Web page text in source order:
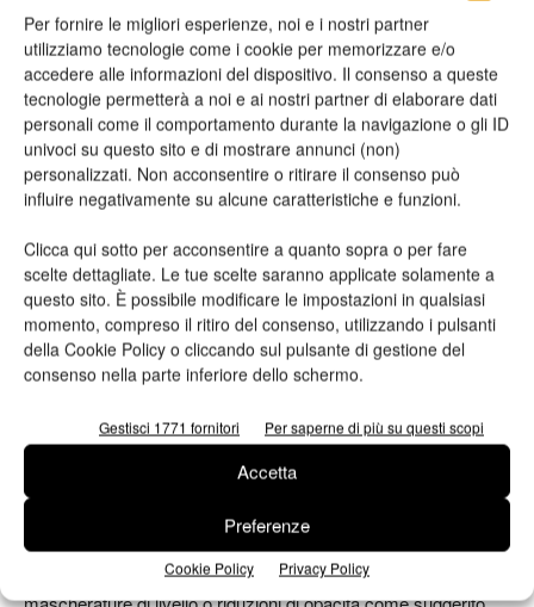
Per fornire le migliori esperienze, noi e i nostri partner
utilizziamo tecnologie come i cookie per memorizzare e/o
accedere alle informazioni del dispositivo. Il consenso a queste
tecnologie permetterà a noi e ai nostri partner di elaborare dati
personali come il comportamento durante la navigazione o gli ID
univoci su questo sito e di mostrare annunci (non)
personalizzati. Non acconsentire o ritirare il consenso può
influire negativamente su alcune caratteristiche e funzioni.
Clicca qui sotto per acconsentire a quanto sopra o per fare
scelte dettagliate. Le tue scelte saranno applicate solamente a
questo sito. È possibile modificare le impostazioni in qualsiasi
momento, compreso il ritiro del consenso, utilizzando i pulsanti
della Cookie Policy o cliccando sul pulsante di gestione del
consenso nella parte inferiore dello schermo.
Gestisci 1771 fornitori Per saperne di più su questi scopi
Accetta
Preferenze
Cookie Policy Privacy Policy
volete rendere visibili.
Evitate le parti più importanti semanticamente: occhi, labbra,
sopracciglia, narici ecc.
Anche qui, all’occorrenza, una riduzione dell’opacità del livello
può essere utile.
6 –Duplicate il livello da correggere, invertitelo («Ctrl+I» o
«Cmd+I», oppure menu «Immagine>Regolazioni>Inverti») e
Il valore di questo filtro dipende ancora una volta dalle
caratteristiche della pelle da trattare e dalle dimensioni
dell’immagine. A ogni modo i buoni valori per cominciare sono
sempre quelli bassi e intorno ai 4/8 pixel .
Impostate il metodo di fusione del livello in «Luce vivida» e non
preoccupatevi troppo degli strani artefatti che molto
probabilmente vedete in corrispondenza dei dettagli della foto.
Applicate il «Filtro>Sfocatura>Controllo sfocatura» cambiando
il valore del raggio finché non otterrete in anteprima
l’ammorbidimento desiderato.
Quando siete soddisfatti confermate e procedete con eventuali